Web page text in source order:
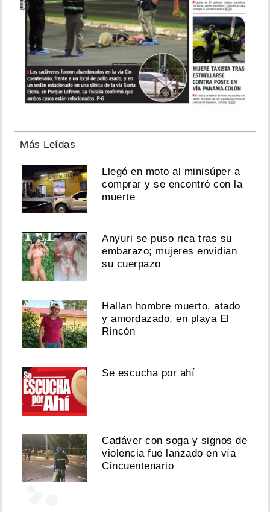
su
esposa
revelan
que
esperan
una
niña
Agosto
Adelantan
otra
vez
la
de
liberación
de
Sean
"Diddy"
Agosto
03,
2026
Ver
publicación
en
Instagram
Más Leídas
Llegó en moto al minisúper a
comprar y se encontró con la
muerte
Anyuri se puso rica tras su
embarazo; mujeres envidian
su cuerpazo
Hallan hombre muerto, atado
y amordazado, en playa El
Rincón
Se escucha por ahí
Cadáver con soga y signos de
violencia fue lanzado en vía
Cincuentenario